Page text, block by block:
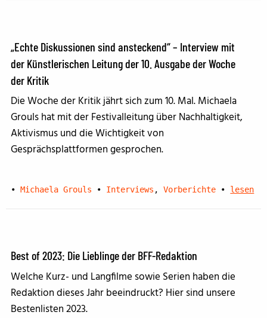
„Echte Diskussionen sind ansteckend“ – Interview mit
der Künstlerischen Leitung der 10. Ausgabe der Woche
der Kritik
Die Woche der Kritik jährt sich zum 10. Mal. Michaela
Grouls hat mit der Festivalleitung über Nachhaltigkeit,
Aktivismus und die Wichtigkeit von
Gesprächsplattformen gesprochen.
• Michaela Grouls • Interviews ,Vorberichte • lesen
Best of 2023: Die Lieblinge der BFF-Redaktion
Welche Kurz- und Langfilme sowie Serien haben die
Redaktion dieses Jahr beeindruckt? Hier sind unsere
Bestenlisten 2023.